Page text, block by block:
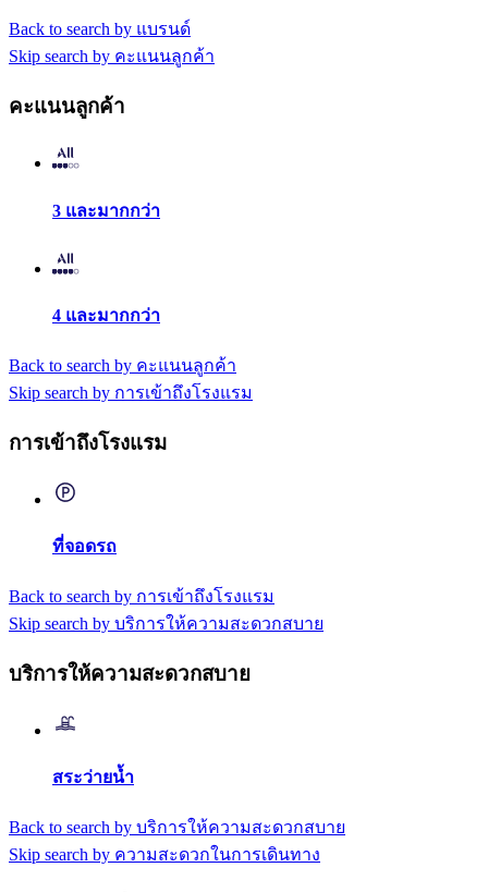
Back to search by แบรนด์
Skip search by คะแนนลูกค้า
คะแนนลูกค้า
3 และมากกว่า
4 และมากกว่า
Back to search by คะแนนลูกค้า
Skip search by การเข้าถึงโรงแรม
การเข้าถึงโรงแรม
ที่จอดรถ
Back to search by การเข้าถึงโรงแรม
Skip search by บริการให้ความสะดวกสบาย
บริการให้ความสะดวกสบาย
สระว่ายน้ำ
Back to search by บริการให้ความสะดวกสบาย
Skip search by ความสะดวกในการเดินทาง